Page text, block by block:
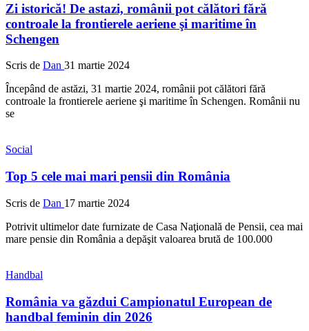
Zi istorică! De astazi, românii pot călători fără
controale la frontierele aeriene şi maritime în
Schengen
Scris de Dan 31 martie 2024
Începând de astăzi, 31 martie 2024, românii pot călători fără
controale la frontierele aeriene şi maritime în Schengen. Românii nu
se
Social
Top 5 cele mai mari pensii din România
Scris de Dan 17 martie 2024
Potrivit ultimelor date furnizate de Casa Naţională de Pensii, cea mai
mare pensie din România a depăşit valoarea brută de 100.000
Handbal
România va găzdui Campionatul European de
handbal feminin din 2026